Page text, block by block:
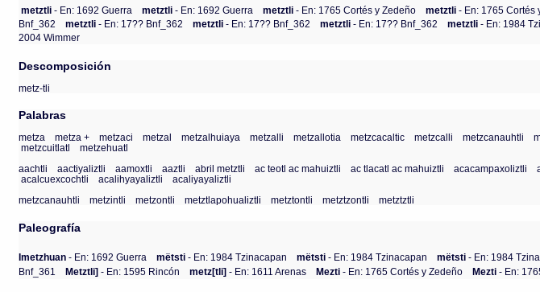
metztli- En: 1692 Guerra metztli- En: 1692 Guerra metztli- En: 1765 Cortés y Zedeño metztli- En: 1765 Cortés
Bnf_362
metztli- En: 17?? Bnf_362 metztli- En: 17?? Bnf_362 metztli- En: 17?? Bnf_362 metztli- En: 1984
2004 Wimmer
Descomposición
metz-tli
Palabras
metza metza + metzaci metzal metzalhuiaya metzalli metzallotia metzcacaltic metzcalli metzcanauhtli
metzcuitlatl
metzehuatl
aachtli
aactiyaliztli aamoxtli aaztli abril metztli ac teotl ac mahuiztli ac tlacatl ac mahuiztli acacampaxoliztli
acalcuexcochtli
acalihyayaliztli
acaliyayaliztli
metzcanauhtli
metzintli metzontli metztlapohualiztli metztontli metztzontli metztztli
Paleografía
Imetzhuan - En: 1692 Guerra mëtsti - En: 1984 Tzinacapan mëtsti - En: 1984 Tzinacapan mëtsti - En: 1984
Bnf_361
Metztli] - En: 1595 Rincón metz[tli] - En: 1611 Arenas Mezti - En: 1765 Cortés y Zedeño Mezti - En: